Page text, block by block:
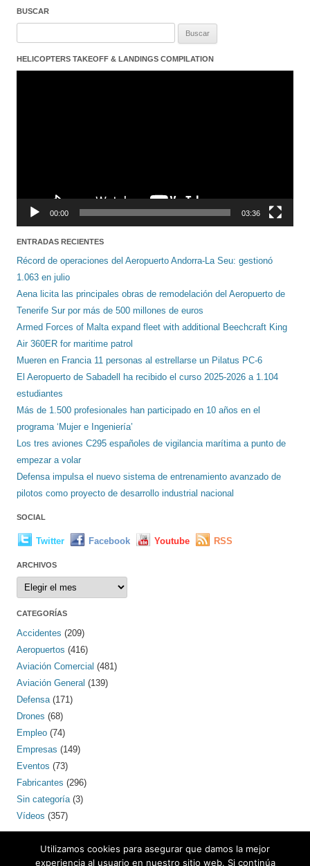
BUSCAR
HELICOPTERS TAKEOFF & LANDINGS COMPILATION
Reproductor
00:00 03:36
ENTRADAS RECIENTES
Récord de operaciones del Aeropuerto Andorra-La Seu: gestionó
1.063 en julio
Aena licita las principales obras de remodelación del Aeropuerto de
Tenerife Sur por más de 500 millones de euros
Armed Forces of Malta expand fleet with additional Beechcraft King
Air 360ER for maritime patrol
Mueren en Francia 11 personas al estrellarse un Pilatus PC-6
El Aeropuerto de Sabadell ha recibido el curso 2025-2026 a 1.104
estudiantes
Más de 1.500 profesionales han participado en 10 años en el
programa ‘Mujer e Ingeniería’
Los tres aviones C295 españoles de vigilancia marítima a punto de
empezar a volar
Defensa impulsa el nuevo sistema de entrenamiento avanzado de
pilotos como proyecto de desarrollo industrial nacional
SOCIAL
Twitter Facebook Youtube RSS
ARCHIVOS
Archivos
CATEGORÍAS
Accidentes (209)
Aeropuertos (416)
Aviación Comercial (481)
Aviación General (139)
Defensa(171)
Drones (68)
Empleo (74)
Empresas (149)
Eventos (73)
Fabricantes (296)
Sin categoría(3)
Vídeos (357)
Utilizamos cookies para asegurar que damos la mejor
experiencia al usuario en nuestro sitio web. Si continúa